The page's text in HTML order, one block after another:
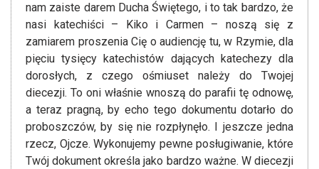
nam zaiste darem Ducha Świętego, i to tak bardzo, że
nasi katechiści – Kiko i Carmen – noszą się z
zamiarem proszenia Cię o audiencję tu, w Rzymie, dla
pięciu tysięcy katechistów dających katechezy dla
dorosłych, z czego ośmiuset należy do Twojej
diecezji. To oni właśnie wnoszą do parafii tę odnowę,
a teraz pragną, by echo tego dokumentu dotarło do
proboszczów, by się nie rozpłynęło. I jeszcze jedna
rzecz, Ojcze. Wykonujemy pewne posługiwanie, które
Twój dokument określa jako bardzo ważne. W diecezji